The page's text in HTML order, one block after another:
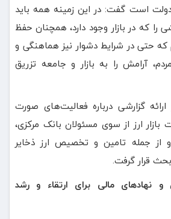
است گفت‌: در این زمینه همه باید
را که در بازار وجود دارد، همچنان حفظ
حتی در شرایط دشوار نیز هماهنگی و
آرامش را به بازار و جامعه تزریق
گزارشی درباره فعالیت‌های صورت
بازار ارز از سوی مسئولان بانک مرکزی،
و از جمله تامین و تخصیص ارز ذخایر
قرار گرفت.
نهادهای مالی برای ارتقاء و رشد